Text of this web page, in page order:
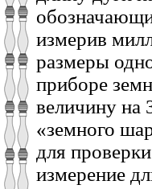
измерив
размеры
приборе
величину на
«земного
для
измерение